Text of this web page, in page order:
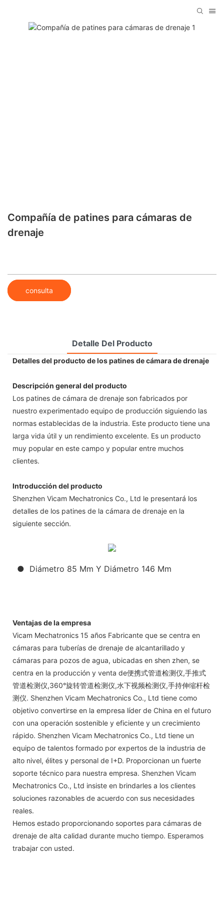
Compañía de patines para cámaras de
drenaje
consulta
Detalle Del Producto
Detalles del producto de los patines de cámara de drenaje
Descripción general del producto
Los patines de cámara de drenaje son fabricados por
nuestro experimentado equipo de producción siguiendo las
normas establecidas de la industria. Este producto tiene una
larga vida útil y un rendimiento excelente. Es un producto
muy popular en este campo y popular entre muchos
clientes.
Introducción del producto
Shenzhen Vicam Mechatronics Co., Ltd le presentará los
detalles de los patines de la cámara de drenaje en la
siguiente sección.
● Diámetro 85 Mm Y Diámetro 146 Mm
Ventajas de la empresa
Vicam Mechatronics 15 años Fabricante que se centra en
cámaras para tuberías de drenaje de alcantarillado y
cámaras para pozos de agua, ubicadas en shen zhen, se
centra en la producción y venta de便携式管道检测仪,手推式
管道检测仪,360°旋转管道检测仪,水下视频检测仪,手持伸缩杆检
测仪. Shenzhen Vicam Mechatronics Co., Ltd tiene como
objetivo convertirse en la empresa líder de China en el futuro
con una operación sostenible y eficiente y un crecimiento
rápido. Shenzhen Vicam Mechatronics Co., Ltd tiene un
equipo de talentos formado por expertos de la industria de
alto nivel, élites y personal de I+D. Proporcionan un fuerte
soporte técnico para nuestra empresa. Shenzhen Vicam
Mechatronics Co., Ltd insiste en brindarles a los clientes
soluciones razonables de acuerdo con sus necesidades
reales.
Hemos estado proporcionando soportes para cámaras de
drenaje de alta calidad durante mucho tiempo. Esperamos
trabajar con usted.